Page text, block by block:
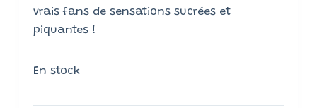
vrais fans de sensations sucrées et
piquantes !
En stock